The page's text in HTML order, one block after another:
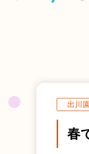
出川
春